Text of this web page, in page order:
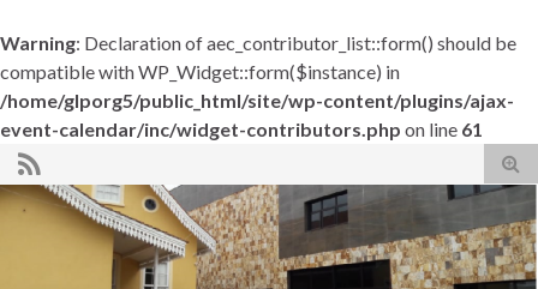
Warning: Declaration of aec_contributor_list::form() should be
compatible with WP_Widget::form($instance) in
/home/glporg5/public_html/site/wp-content/plugins/ajax-
event-calendar/inc/widget-contributors.php on line 61
de